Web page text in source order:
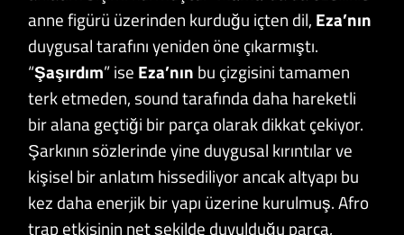
anne figürü üzerinden kurduğu içten dil, Eza’nın
duygusal tarafını yeniden öne çıkarmıştı.
“Şaşırdım” ise Eza’nın bu çizgisini tamamen
terk etmeden, sound tarafında daha hareketli
bir alana geçtiği bir parça olarak dikkat çekiyor.
Şarkının sözlerinde yine duygusal kırıntılar ve
kişisel bir anlatım hissediliyor ancak altyapı bu
kez daha enerjik bir yapı üzerine kurulmuş. Afro
trap etkisinin net şekilde duyulduğu parça,